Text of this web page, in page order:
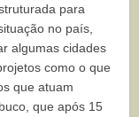
para
no país,
algumas cidades
como o que
que atuam
que após 15